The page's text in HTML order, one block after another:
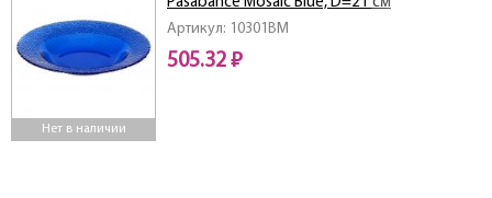
Нет в наличии
Артикул: 10301BM
505.32 ₽